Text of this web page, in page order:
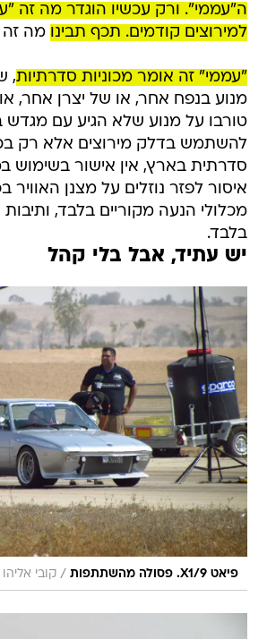
ה"עממי". ורק עכשיו הוגדר מה זה
למירוצים קודמים. תכף תבינו מה זה
"עממי" זה אומר מכוניות סדרתיות,
מנוע בנפח אחר, או של יצרן אחר,
טורבו על מנוע שלא הגיע עם מגדש
להשתמש בדלק מירוצים אלא רק
סדרתית בארץ, אין אישור בשימוש
איסור לפזר נוזלים על מצנן האוויר
מכלולי הנעה מקוריים בלבד, ותיבות
בלבד.
יש עתיד, אבל בלי קהל
פיאט X1/9. פסולה מהשתתפות / קובי אליהו